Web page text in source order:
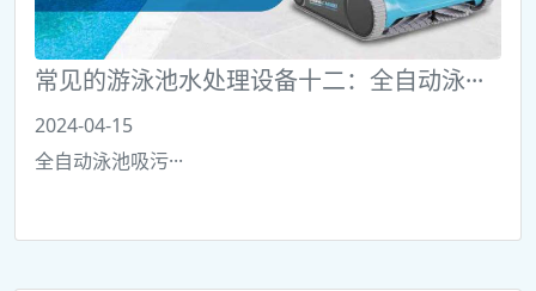
常见的游泳池水处理设备十二：全自动泳···
2024-04-15
全自动泳池吸污···